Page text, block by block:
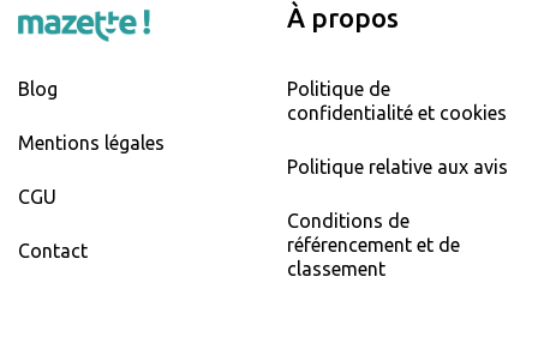
Blog
Mentions légales
CGU
Contact
À propos
Politique de
confidentialité et cookies
Politique relative aux avis
Conditions de
référencement et de
classement